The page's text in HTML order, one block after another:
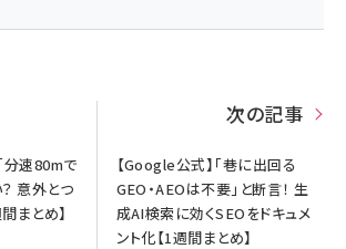
分速80mで
意外とつ
まとめ】
次の記事
【Google公式】「巷に出回る
GEO・AEOは不要」と断言！ 生
成AI検索に効くSEOをドキュメ
ント化【1週間まとめ】